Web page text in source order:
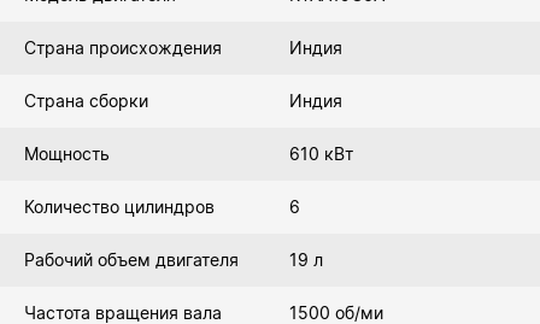
Страна происхождения Индия
Страна сборки Индия
Мощность 610 кВт
Количество цилиндров 6
Рабочий объем двигателя 19 л
Частота вращения вала
1500 об/ми